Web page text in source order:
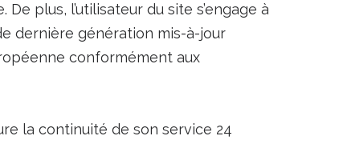
plus, l’utilisateur du site s’engage à
dernière génération mis-à-jour
conformément aux
la continuité de son service 24